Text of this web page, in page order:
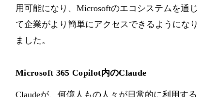
用可能になり、Microsoftのエコシステムを通じ
て企業がより簡単にアクセスできるようになり
ました。
Microsoft 365 Copilot内のClaude
Claudeが、何億人もの人々が日常的に利用する